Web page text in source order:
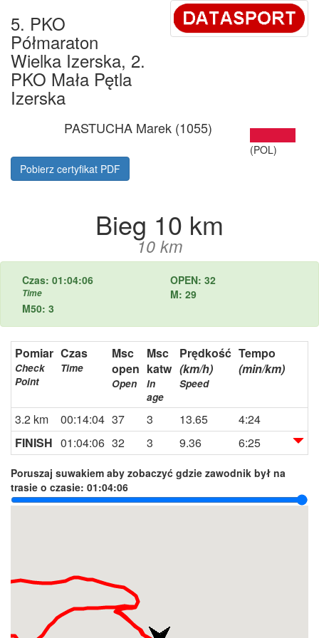
5. PKO
Półmaraton
Wielka Izerska, 2.
PKO Mała Pętla
Izerska
PASTUCHA Marek (1055)
(POL)
Pobierz certyfikat PDF
Bieg 10 km
10 km
Czas: 01:04:06
Time
OPEN: 32
M: 29
M50: 3
Pomiar
Check
Point
Czas
Time
Msc
open
Open
Msc
katw
In
age
Prędkość
(km/h)
Speed
Tempo
(min/km)
3.2 km 00:14:04 37 3 13.65
4:24
FINISH 01:04:06 32 3 9.36 6:25
Poruszaj suwakiem aby zobaczyć gdzie zawodnik był na
trasie o czasie: 01:04:06